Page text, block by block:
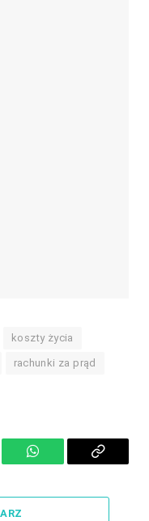
koszty życia
rachunki za prąd
WhatsAppCopy